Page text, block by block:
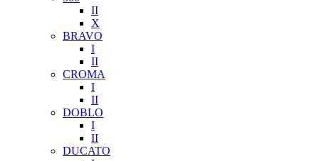
II
X
BRAVO
I
II
CROMA
I
II
DOBLO
I
II
DUCATO